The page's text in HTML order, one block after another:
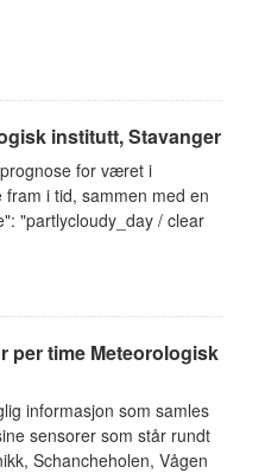
institutt, Stavanger
for været i
i tid, sammen med en
"partlycloudy_day / clear
per time Meteorologisk
informasjon som samles
sensorer som står rundt
Schancheholen, Vågen